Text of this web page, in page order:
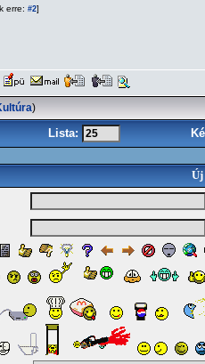
erre: #2]
)
Lista:
Új